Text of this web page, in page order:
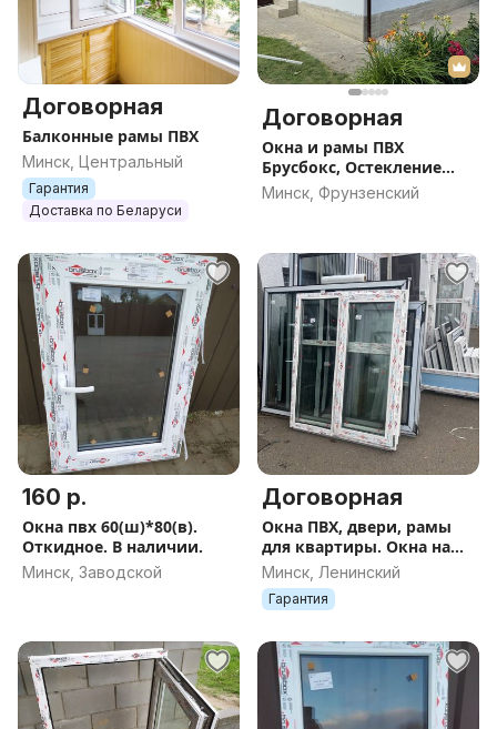
Договорная
Балконные рамы ПВХ
Минск, Центральный
Гарантия
Доставка по Беларуси
Договорная
Окна и рамы ПВХ
Брусбокс, Остекление
Террас, Дач , Домов
Минск, Фрунзенский
160 р.
Окна пвх 60(ш)*80(в).
Откидное. В наличии.
Минск, Заводской
Договорная
Окна ПВХ, двери, рамы
для квартиры. Окна на
дачу
Минск, Ленинский
Гарантия